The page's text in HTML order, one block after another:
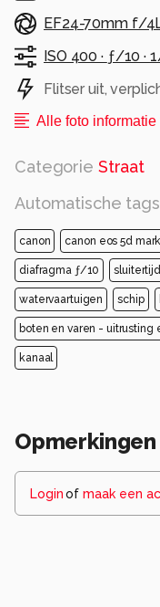
EF24-70mm f/
ISO 400 · ƒ/10 ·
Flitser uit,
Alle foto informatie
Categorie Straat
Automatische tags
canon canon eos 5d
diafragma ƒ/10
watervaartuigen schip
boten en varen -
kanaal
Opmerkingen
Loginof maak een